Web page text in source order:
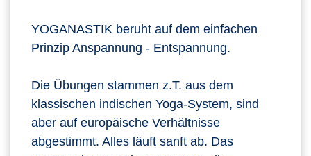
YOGANASTIK beruht auf dem einfachen
Prinzip Anspannung - Entspannung.
Die Übungen stammen z.T. aus dem
klassischen indischen Yoga-System, sind
aber auf europäische Verhältnisse
abgestimmt. Alles läuft sanft ab. Das